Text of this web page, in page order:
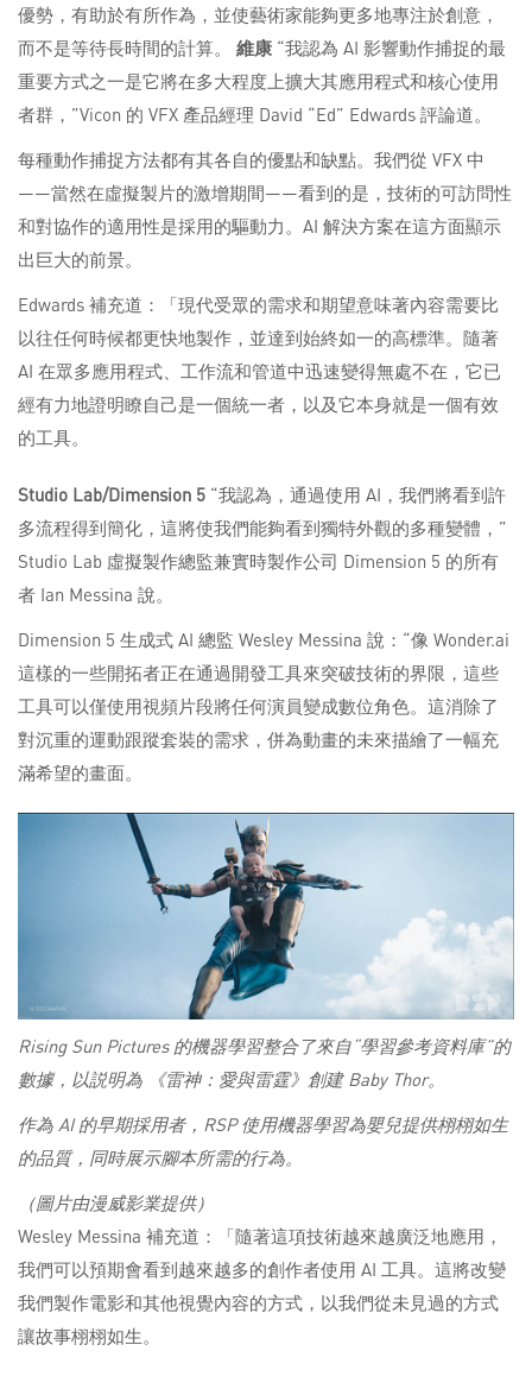
優勢，有助於有所作為，並使藝術家能夠更多地專注於創意，
而不是等待長時間的計算。 維康 “我認為 AI 影響動作捕捉的最
重要方式之一是它將在多大程度上擴大其應用程式和核心使用
者群，”Vicon 的 VFX 產品經理 David “Ed” Edwards 評論道。
每種動作捕捉方法都有其各自的優點和缺點。我們從 VFX 中
——當然在虛擬製片的激增期間——看到的是，技術的可訪問性
和對協作的適用性是採用的驅動力。AI 解決方案在這方面顯示
出巨大的前景。
Edwards 補充道：「現代受眾的需求和期望意味著內容需要比
以往任何時候都更快地製作，並達到始終如一的高標準。隨著
AI 在眾多應用程式、工作流和管道中迅速變得無處不在，它已
經有力地證明瞭自己是一個統一者，以及它本身就是一個有效
的工具。
Studio Lab/Dimension 5 “我認為，通過使用 AI，我們將看到許
多流程得到簡化，這將使我們能夠看到獨特外觀的多種變體，”
Studio Lab 虛擬製作總監兼實時製作公司 Dimension 5 的所有
者 Ian Messina 說。
Dimension 5 生成式 AI 總監 Wesley Messina 說：“像 Wonder.ai
這樣的一些開拓者正在通過開發工具來突破技術的界限，這些
工具可以僅使用視頻片段將任何演員變成數位角色。這消除了
對沉重的運動跟蹤套裝的需求，併為動畫的未來描繪了一幅充
滿希望的畫面。
Rising Sun Pictures 的機器學習整合了來自“學習參考資料庫”的
數據，以説明為
《雷神：愛與雷霆》創建 Baby Thor。
作為 AI 的早期採用者，RSP 使用機器學習為嬰兒提供栩栩如生
的品質，同時展示腳本所需的行為。
（圖片由漫威影業提供）
Wesley Messina 補充道：「隨著這項技術越來越廣泛地應用，
我們可以預期會看到越來越多的創作者使用 AI 工具。這將改變
我們製作電影和其他視覺內容的方式，以我們從未見過的方式
讓故事栩栩如生。